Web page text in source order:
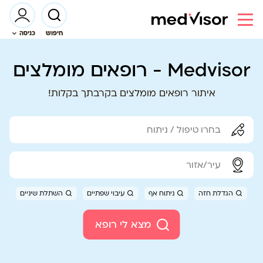
חיפוש כניסה
Medvisor - רופאים מומלצים
איתור רופאים מומלצים בקרבתך בקלות!
מצא לי רופא
הגדלת חזה ניתוח אף עיבוי שפתיים השתלת שיניים